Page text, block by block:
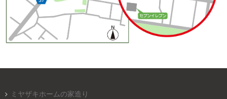
ミヤザキホームの家造り